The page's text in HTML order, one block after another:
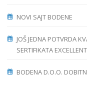
NOVI SAJT BODENE
JOŠ JEDNA POTVRDA
SERTIFIKATA
BODENA D.O.O.